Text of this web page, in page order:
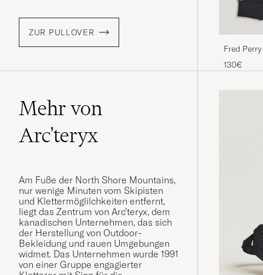
ZUR PULLOVER
Fred
130€
Mehr von
Arc'teryx
Am Fuße der North Shore Mountains,
nur wenige Minuten vom Skipisten
und Klettermöglilchkeiten entfernt,
liegt das Zentrum von Arc'teryx, dem
kanadischen Unternehmen, das sich
der Herstellung von Outdoor-
Bekleidung und rauen Umgebungen
widmet. Das Unternehmen wurde 1991
von einer Gruppe engagierter